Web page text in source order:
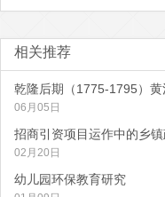
相关推荐
乾隆后期（1775-1795）
06月05日
招商引资项目运作中的乡
02月20日
幼儿园环保教育研究